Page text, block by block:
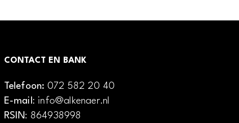
CONTACT EN BANK
Telefoon: 072 582 20 40
E-mail: info@alkenaer.nl
RSIN: 864938998